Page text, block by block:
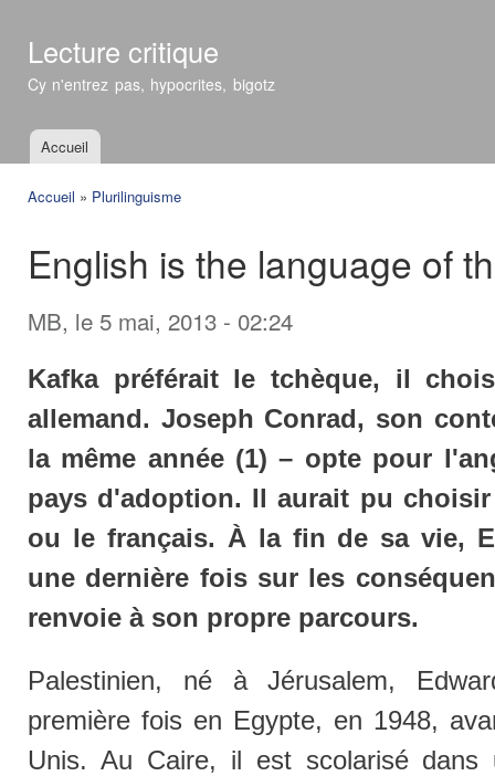
Lecture critique
Cy n'entrez pas, hypocrites, bigotz
Menu principal
Accueil
Accueil » Plurilinguisme
English is the language of
MB, le 5 mai, 2013 - 02:24
Kafka préférait le tchèque, il
allemand. Joseph Conrad, son
la même année (1) – opte pour
pays d'adoption. Il aurait pu
ou le français. À la fin de sa vie,
une dernière fois sur les
renvoie à son propre parcours.
Palestinien, né à Jérusalem,
première fois en Egypte, en 1948,
Unis. Au Caire, il est scolarisé